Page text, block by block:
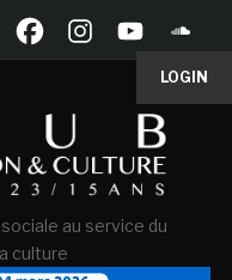
LOGIN
au service du
culture